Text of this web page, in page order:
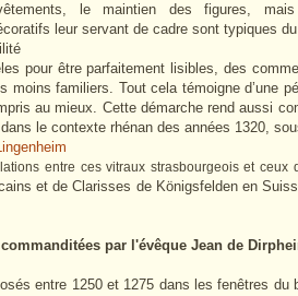
le maintien des figures,
leur servant de cadre sont typiques
pour être parfaitement lisibles, des
moins familiers. Tout cela témoigne d’une
au mieux. Cette démarche rend aussi
le contexte rhénan des années 1320,
entre ces vitraux strasbourgeois et ceux
et de Clarisses de Königsfelden en
par l'évêque Jean de
entre 1250 et 1275 dans les fenêtres du